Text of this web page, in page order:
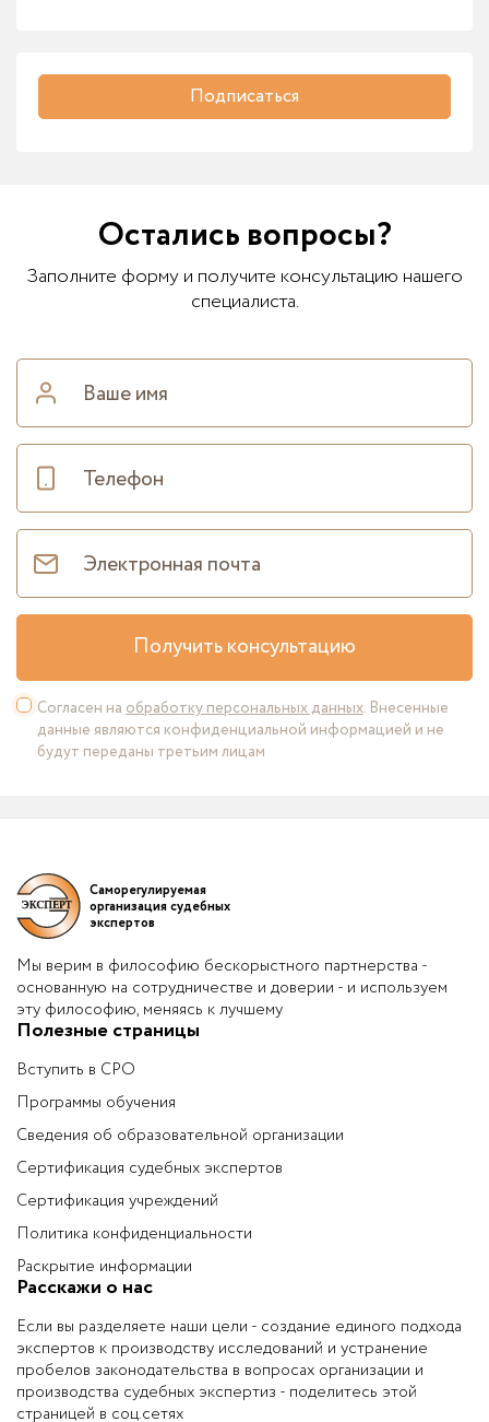
Подписаться
Остались вопросы?
Заполните форму и получите консультацию нашего
специалиста.
Получить консультацию
Согласен на обработку персональных данных. Внесенные
данные являются конфиденциальной информацией и не
будут переданы третьим лицам
Саморегулируемая
организация судебных
экспертов
Мы верим в философию бескорыстного партнерства -
основанную на сотрудничестве и доверии - и используем
эту философию, меняясь к лучшему
Полезные страницы
Вступить в СРО
Программы обучения
Сведения об образовательной организации
Сертификация судебных экспертов
Сертификация учреждений
Политика конфиденциальности
Раскрытие информации
Расскажи о нас
Если вы разделяете наши цели - создание единого подхода
экспертов к производству исследований и устранение
пробелов законодательства в вопросах организации и
производства судебных экспертиз - поделитесь этой
страницей в соц.сетях